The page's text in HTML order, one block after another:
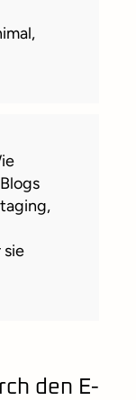
sie
den E-